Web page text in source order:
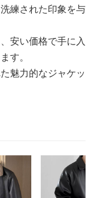
練された印象を与
安い価格で手に入
す。
魅力的なジャケッ